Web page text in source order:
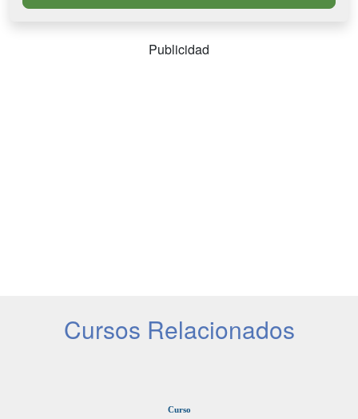
Publicidad
Cursos Relacionados
Curso